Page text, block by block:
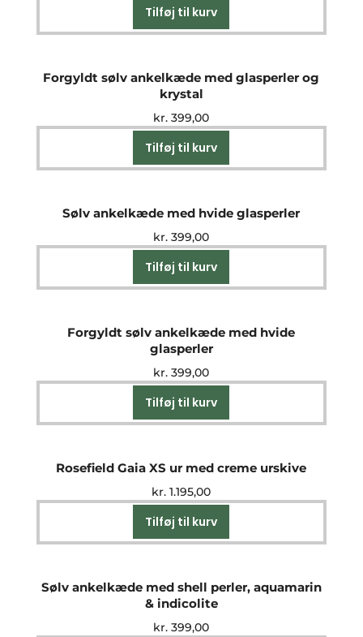
Tilføj til kurv
Forgyldt sølv ankelkæde med glasperler og
krystal
kr. 399,00
Tilføj til kurv
Sølv ankelkæde med hvide glasperler
kr. 399,00
Tilføj til kurv
Forgyldt sølv ankelkæde med hvide
glasperler
kr. 399,00
Tilføj til kurv
Rosefield Gaia XS ur med creme urskive
kr. 1.195,00
Tilføj til kurv
Sølv ankelkæde med shell perler, aquamarin
& indicolite
kr. 399,00